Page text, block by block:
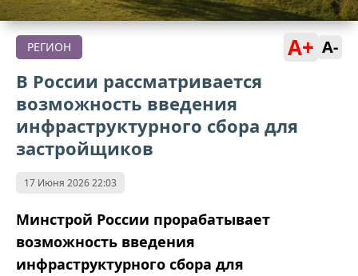
РЕГИОН A+ A-
В России рассматривается
возможность введения
инфраструктурного сбора для
застройщиков
17 Июня 2026 22:03
Минстрой России прорабатывает
возможность введения
инфраструктурного сбора для